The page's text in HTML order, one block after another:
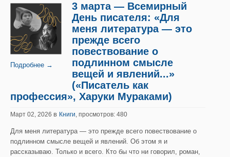
Подробнее →
3 марта — Всемирный
День писателя: «Для
меня литература — это
прежде всего
повествование о
подлинном смысле
вещей и явлений...»
(«Писатель как
профессия», Харуки Мураками)
Март 02, 2026 в Книги, просмотров: 480
Для меня литература — это прежде всего повествование о
подлинном смысле вещей и явлений. Об этом я и
рассказываю. Только и всего. Кто бы что ни говорил, роман,